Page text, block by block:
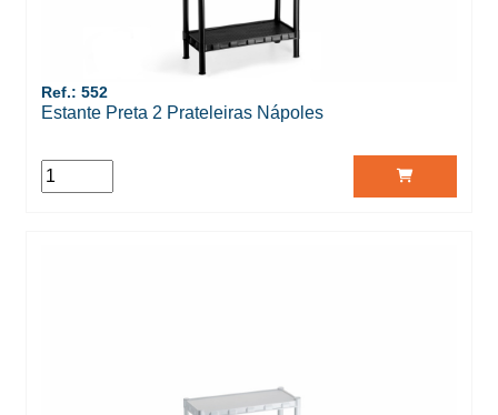
Ref.: 552
Estante Preta 2 Prateleiras Nápoles